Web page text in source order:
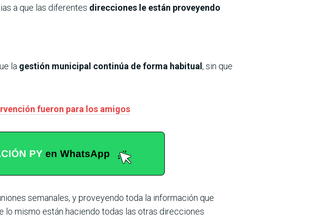
a que las diferentes direcciones le están proveyendo
la gestión municipal continúa de forma habitual, sin que
fueron para los amigos
semanales, y proveyendo toda la información que
lo mismo están haciendo todas las otras direcciones